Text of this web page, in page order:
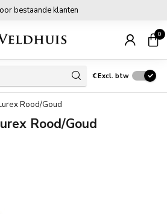
bestaande klanten
0
€Excl. btw
Rood/Goud
Rood/Goud